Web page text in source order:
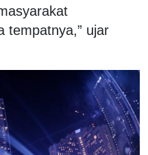
tempatnya,” ujar